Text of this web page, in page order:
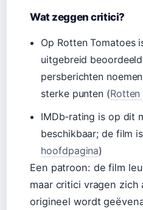
Wat zeggen critici?
Op Rotten Tomatoes
uitgebreid
persberichten
sterke punten (
IMDb‑rating is op dit
beschikbaar; de film
hoofdpagina)
Een patroon: de film
maar critici vragen
origineel wordt